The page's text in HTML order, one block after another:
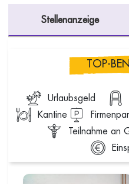
Stellenanzeige
TOP-
Urlaubsgeld
Kantine
Teilnahme an